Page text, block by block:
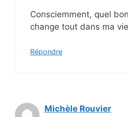
Consciemment, quel
change tout dans ma vie
Répondre
Michèle Rouvier